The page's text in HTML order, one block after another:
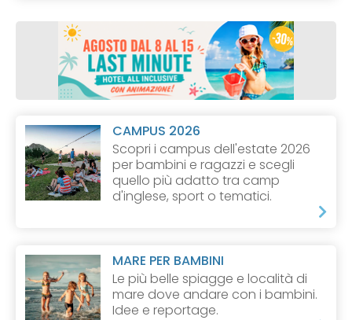
CAMPUS 2026
Scopri i campus dell'estate 2026
per bambini e ragazzi e scegli
quello più adatto tra camp
d'inglese, sport o tematici.
MARE PER BAMBINI
Le più belle spiagge e località di
mare dove andare con i bambini.
Idee e reportage.